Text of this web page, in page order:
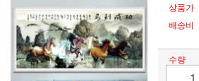
상품가
배송비
수량